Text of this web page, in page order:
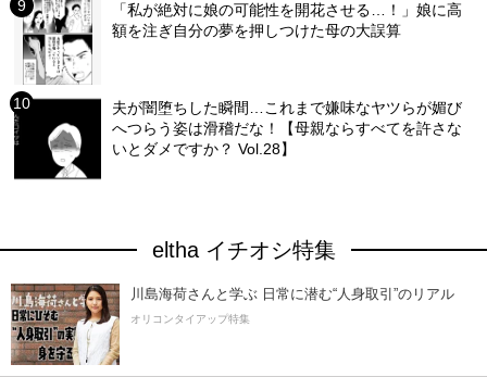
「私が絶対に娘の可能性を開花させる…！」娘に高
額を注ぎ自分の夢を押しつけた母の大誤算
夫が闇堕ちした瞬間…これまで嫌味なヤツらが媚び
へつらう姿は滑稽だな！【母親ならすべてを許さな
いとダメですか？ Vol.28】
eltha イチオシ特集
川島海荷さんと学ぶ 日常に潜む“人身取引”のリアル
オリコンタイアップ特集